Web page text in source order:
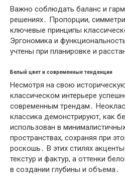
Важно соблюдать баланс и
решениях․ Пропорции,
ключевые принципы
Эргономика и
учтены при планировке и
Белый цвет и современные тенденции
Несмотря на свою
классическом интерьере
современным трендам․
классика демонстрируют, как
использован в
пространствах, сохраняя при
роскошь․ В этих стилях
текстур и фактур, а оттенки
в создании глубины и объема․